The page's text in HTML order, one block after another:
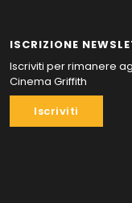
ISCRIZIONE
Iscriviti per rimanere
Cinema Griffith
Iscriviti